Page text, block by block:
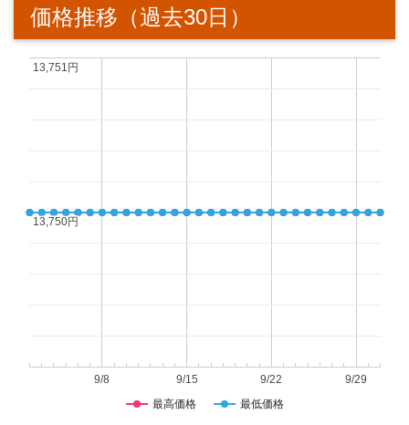
価格推移（過去30日）
最高価格 最低価格
9/8 9/15 9/22 9/29
13,750円
13,750円
13,751円
13,751円